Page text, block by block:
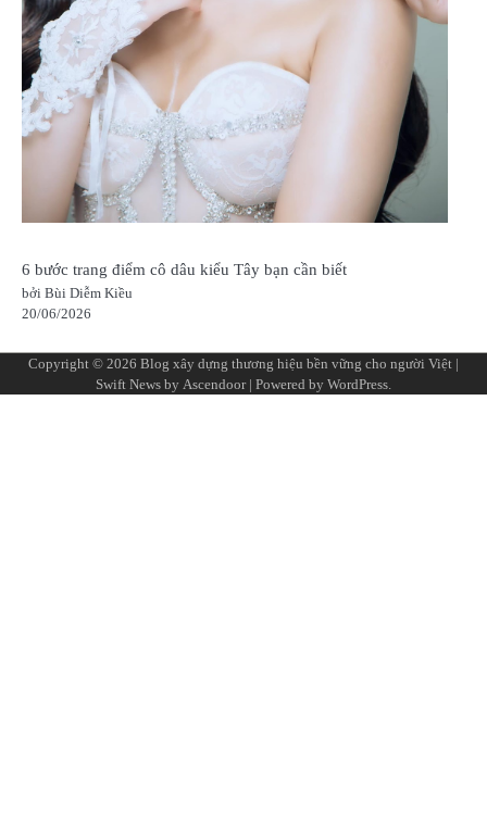
6 bước trang điểm cô dâu kiểu Tây bạn cần biết
bởi Bùi Diễm Kiều
20/06/2026
Copyright © 2026 Blog xây dựng thương hiệu bền vững cho người Việt |
Swift News by Ascendoor| Powered by WordPress.